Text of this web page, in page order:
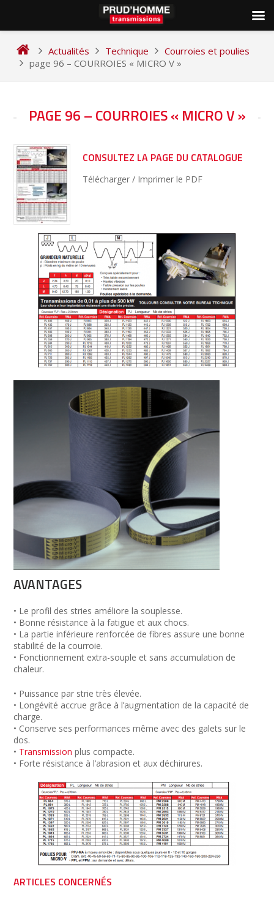
content
Actualités Technique
Courroies et poulies
page 96 – COURROIES « MICRO V »
PAGE 96 – COURROIES « MICRO V »
CONSULTEZ LA PAGE DU CATALOGUE
Télécharger / Imprimer le PDF
AVANTAGES
• Le profil des stries améliore la souplesse.
• Bonne résistance à la fatigue et aux chocs.
• La partie inférieure renforcée de fibres assure une bonne
stabilité de la courroie.
• Fonctionnement extra-souple et sans accumulation de
chaleur.
• Puissance par strie très élevée.
• Longévité accrue grâce à l’augmentation de la capacité de
charge.
• Conserve ses performances même avec des galets sur le
dos.
• Transmission plus compacte.
• Forte résistance à l’abrasion et aux déchirures.
ARTICLES CONCERNÉS
NAVIGATION
L’ARTICLE